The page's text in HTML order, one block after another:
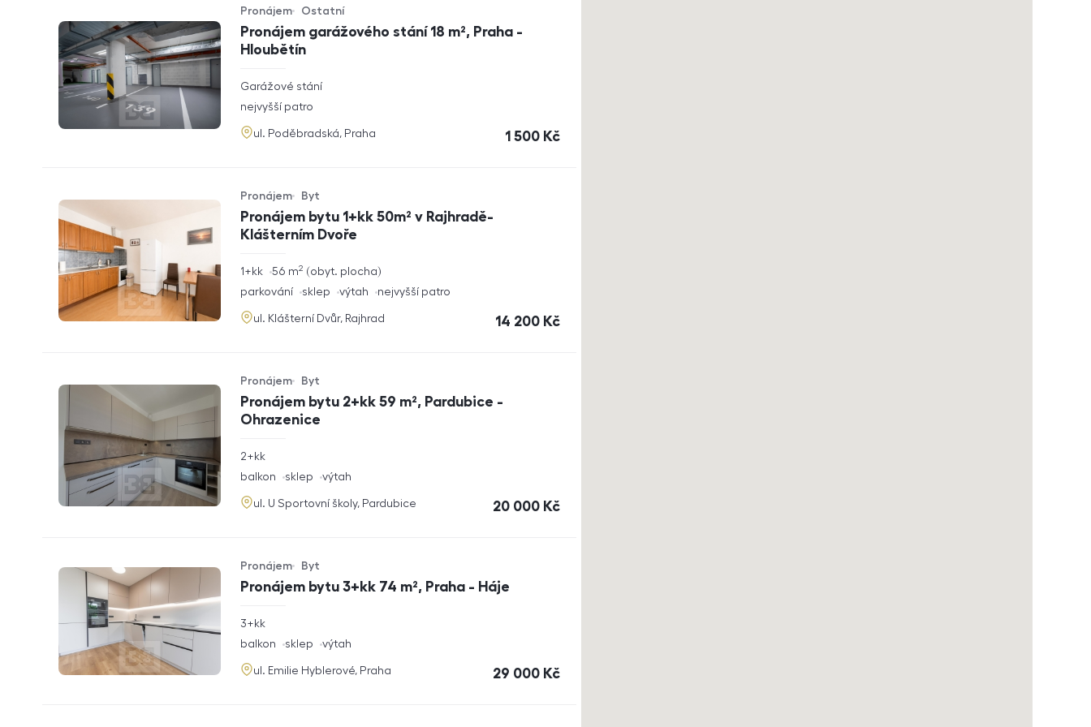
Pronájem garážového stání 18 m², Praha -
Hloubětín
Typ nabídky
Pronájem
Typ nemovitosti
Ostatní
rozměry
Garážové stání
funkce
nejvyšší patro
adresa
ul. Poděbradská, Praha cena
1 500 Kč
Pronájem bytu 1+kk 50m² v Rajhradě-
Klášterním Dvoře
Typ nabídky
Pronájem
Typ nemovitosti
Byt
rozměry
1+kk obyt. plocha
56 m2
funkce
parkování sklep výtah nejvyšší patro
adresa
ul. Klášterní Dvůr, Rajhrad cena
14 200 Kč
Pronájem bytu 2+kk 59 m², Pardubice -
Ohrazenice
Typ nabídky
Pronájem
Typ nemovitosti
Byt
rozměry
2+kk
funkce
balkon sklep výtah
adresa
ul. U Sportovní školy, Pardubice cena
20 000 Kč
Pronájem bytu 3+kk 74 m², Praha - Háje
Typ nabídky
Pronájem
Typ nemovitosti
Byt
rozměry
3+kk
funkce
balkon sklep výtah
adresa
ul. Emilie Hyblerové, Praha cena
29 000 Kč